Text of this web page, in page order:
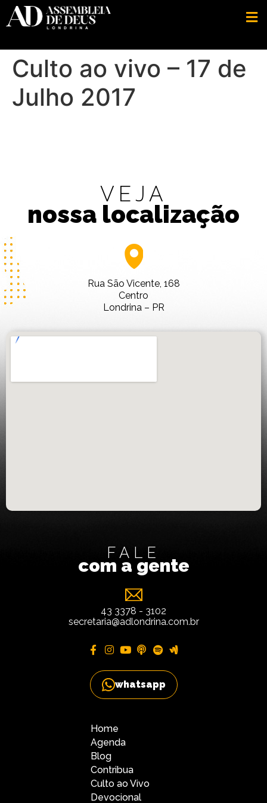
Culto ao vivo – 17 de
Julho 2017
VEJA
nossa localização
Rua São Vicente, 168
Centro
Londrina – PR
FALE
com a gente
43 3378 - 3102
secretaria@adlondrina.com.br
whatsapp
Home
Agenda
Blog
Contribua
Culto ao Vivo
Devocional